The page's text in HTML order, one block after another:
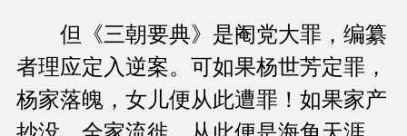
但《三朝要典》是阉党大罪，编纂
者理应定入逆案。可如果杨世芳定罪，
杨家落魄，女儿便从此遭罪！如果家产